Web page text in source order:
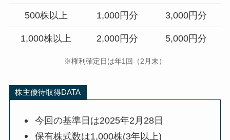
500株以上 1,000円分 3,000円分
1,000株以上 2,000円分 5,000円分
※権利確定日は年1回（2月末）
株主優待取得DATA
今回の基準日は2025年2月28日
保有株式数は1,000株(3年以上)